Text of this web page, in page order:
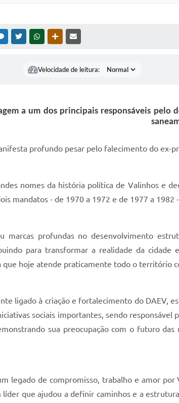
MESSENGER
TWITTERWHATSAPPOUTRAS MÍDIAS
Velocidade de leitura:
a um dos principais responsáveis
profundo pesar pelo falecimento do ex-
nomes da história política de Valinhos e
mandatos - de 1970 a 1972 e de 1977 a
marcas profundas no desenvolvimento
para transformar a realidade da
que hoje atende praticamente todo o território
ligado à criação e fortalecimento do DAEV,
sociais importantes, sendo
sua preocupação com o futuro
legado de compromisso, trabalho e amor
que ajudou a definir caminhos e a